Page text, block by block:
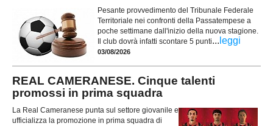
Pesante provvedimento del Tribunale Federale
Territoriale nei confronti della Passatempese a
poche settimane dall'inizio della nuova stagione.
Il club dovrà infatti scontare 5 punti... leggi
03/08/2026
REAL CAMERANESE. Cinque talenti
promossi in prima squadra
La Real Cameranese punta sul settore giovanile e
ufficializza la promozione in prima squadra di